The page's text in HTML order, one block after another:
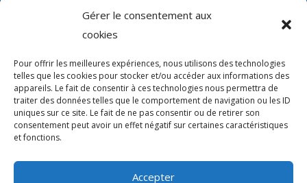
Gérer le consentement aux
cookies
Pour offrir les meilleures expériences, nous utilisons des technologies
telles que les cookies pour stocker et/ou accéder aux informations des
appareils. Le fait de consentir à ces technologies nous permettra de
traiter des données telles que le comportement de navigation ou les ID
uniques sur ce site. Le fait de ne pas consentir ou de retirer son
consentement peut avoir un effet négatif sur certaines caractéristiques
et fonctions.
Accepter
Horaires
Du Lundi au Vendredi : 9h00 à 12H00
Le mercredi : 14H00 à 16H00